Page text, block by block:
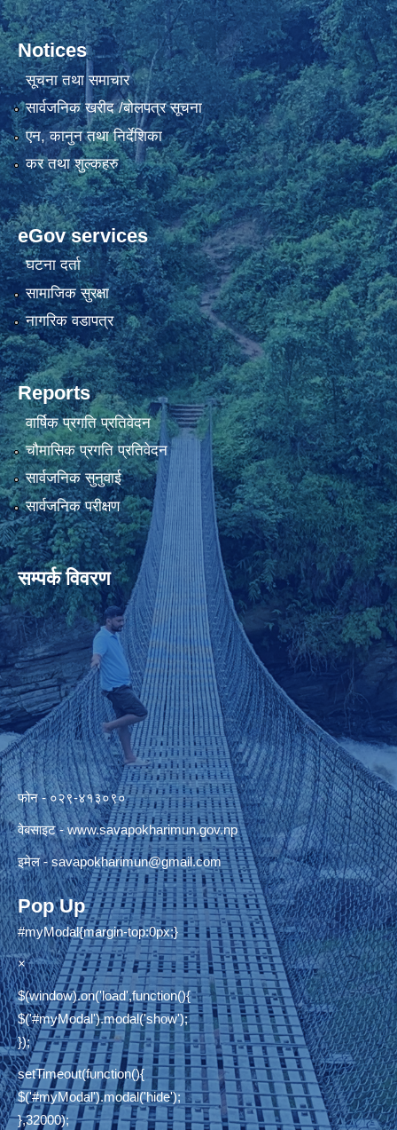
Notices
सूचना तथा समाचार
सार्वजनिक खरीद /बोलपत्र सूचना
एन, कानुन तथा निर्देशिका
कर तथा शुल्कहरु
eGov services
घटना दर्ता
सामाजिक सुरक्षा
नागरिक वडापत्र
Reports
वार्षिक प्रगति प्रतिवेदन
चौमासिक प्रगति प्रतिवेदन
सार्वजनिक सुनुवाई
सार्वजनिक परीक्षण
सम्पर्क विवरण
फोन - ०२९-४१३०९०
वेबसाइट -www.savapokharimun.gov.np
इमेल -savapokharimun@gmail.com
Pop Up
#myModal{margin-top:0px;}
×
$(window).on('load',function(){
$('#myModal').modal('show');
});
setTimeout(function(){
$('#myModal').modal('hide');
},32000);